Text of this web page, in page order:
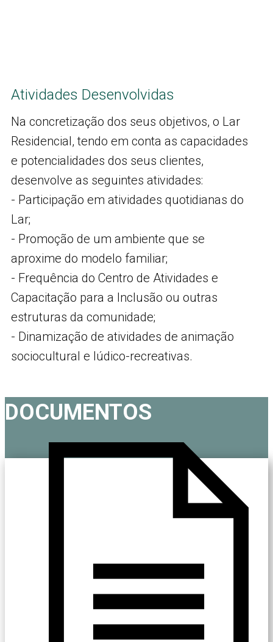
Atividades Desenvolvidas
Na concretização dos seus objetivos, o Lar
Residencial, tendo em conta as capacidades
e potencialidades dos seus clientes,
desenvolve as seguintes atividades:
- Participação em atividades quotidianas do
Lar;
- Promoção de um ambiente que se
aproxime do modelo familiar;
- Frequência do Centro de Atividades e
Capacitação para a Inclusão ou outras
estruturas da comunidade;
- Dinamização de atividades de animação
sociocultural e lúdico-recreativas.
DOCUMENTOS